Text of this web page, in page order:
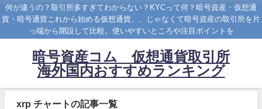
何が違うの？取引所多すぎてわからない？KYCって何？暗号資産・仮想通
貨・暗号通貨これから始める仮想通貨、、じゃなくて暗号資産の取引所を片
っ端から開設して比較。使いやすいところや注目ポイントを
暗号資産コム 仮想通貨取引所
海外国内おすすめランキング
xrp チャートの記事一覧